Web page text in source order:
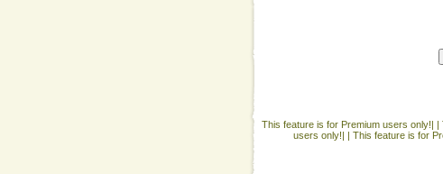
This feature is for Premium users only!| |
users only!| | This feature is for